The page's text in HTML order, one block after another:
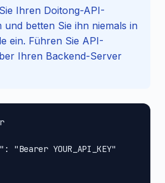
Ihren Doitong-API-
und betten Sie ihn niemals in
ein. Führen Sie API-
Ihren Backend-Server
"Bearer YOUR_API_KEY"